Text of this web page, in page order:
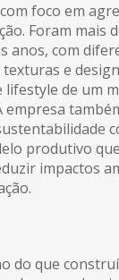
foco em
Foram mais
anos, com
e
lifestyle de um
empresa
produtivo
impactos
do que